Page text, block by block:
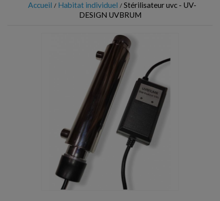
Accueil Habitat individuel
Stérilisateur uvc - UV-
DESIGN UVBRUM